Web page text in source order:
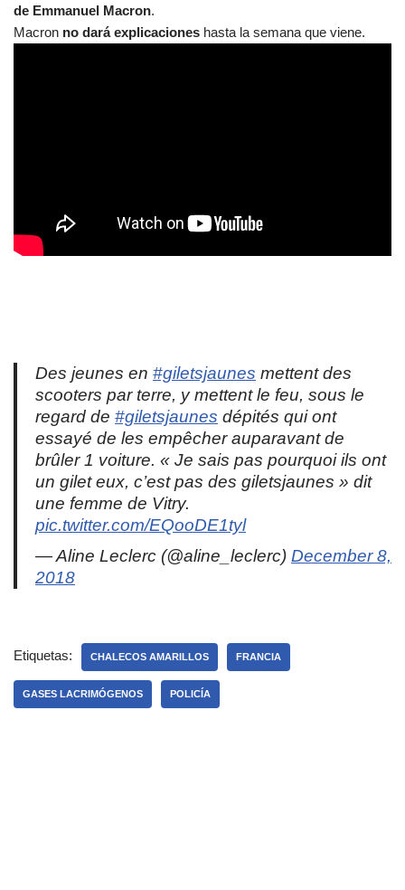
de Emmanuel Macron.
Macron no dará explicaciones hasta la semana que viene.
Des jeunes en #giletsjaunes mettent des
scooters par terre, y mettent le feu, sous le
regard de #giletsjaunes dépités qui ont
essayé de les empêcher auparavant de
brûler 1 voiture. « Je sais pas pourquoi ils ont
un gilet eux, c’est pas des giletsjaunes » dit
une femme de Vitry.
pic.twitter.com/EQooDE1tyl
— Aline Leclerc (@aline_leclerc) December 8,
2018
Etiquetas: CHALECOS AMARILLOS FRANCIA
GASES LACRIMÓGENOS POLICÍA